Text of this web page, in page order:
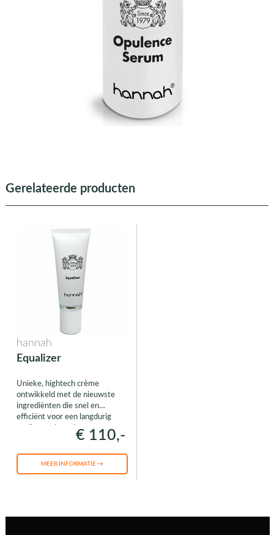
Gerelateerde producten
hannah
Equalizer
Unieke, hightech crème
ontwikkeld met de nieuwste
ingrediënten die snel en
efficiënt voor een langdurig
egaliserend resultaat zorgen.
€ 110,-
MEER INFORMATIE →